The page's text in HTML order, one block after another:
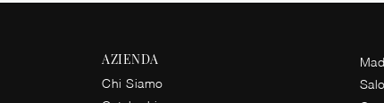
AZIENDA
Chi Siamo